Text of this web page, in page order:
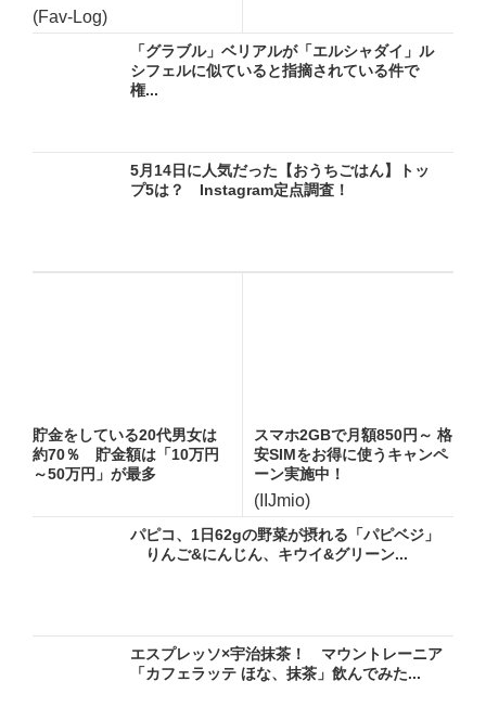
(Fav-Log)
「グラブル」ベリアルが「エルシャダイ」ル
シフェルに似ていると指摘されている件で
権...
5月14日に人気だった【おうちごはん】トッ
プ5は？ Instagram定点調査！
貯金をしている20代男女は
約70％ 貯金額は「10万円
～50万円」が最多
スマホ2GBで月額850円～ 格
安SIMをお得に使うキャンペ
ーン実施中！
(IIJmio)
パピコ、1日62gの野菜が摂れる「パピベジ」
りんご&にんじん、キウイ&グリーン...
エスプレッソ×宇治抹茶！ マウントレーニア
「カフェラッテ ほな、抹茶」飲んでみた...